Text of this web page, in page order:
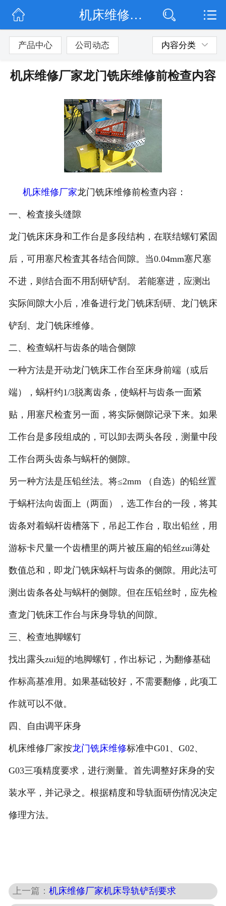
网站首页
公司简介
联系我们
机床维修厂家龙门铣床维修前检查内容
产品中心 公司动态 内容分类
机床维修厂家龙门铣床维修前检查内容
机床维修厂家龙门铣床维修前检查内容：
一、检査接头缝隙
龙门铣床床身和工作台是多段结构，在联结螺钉紧固
后，可用塞尺检査其各结合间隙。当0.04mm塞尺塞
不进，则结合面不用刮研铲刮。 若能塞进，应测出
实际间隙大小后，准备进行龙门铣床刮研、龙门铣床
铲刮、龙门铣床维修。
二、检查蜗杆与齿条的啮合侧隙
一种方法是开动龙门铣床工作台至床身前端（或后
端），蜗杆约1/3脱离齿条，使蜗杆与齿条一面紧
贴，用塞尺检査另一面，将实际侧隙记录下来。如果
工作台是多段组成的，可以卸去两头各段，测量中段
工作台两头齿条与蜗杆的侧隙。
另一种方法是压铅丝法。将≤2mm （自选）的铅丝置
于蜗杆法向齿面上（两面），选工作台的一段，将其
齿条对着蜗杆齿槽落下，吊起工作台，取出铅丝，用
游标卡尺量一个齿槽里的两片被压扁的铅丝zui薄处
数值总和，即龙门铣床蜗杆与齿条的侧隙。用此法可
测出齿条各处与蜗杆的侧隙。但在压铅丝时，应先检
查龙门铣床工作台与床身导轨的间隙。
三、检查地脚螺钉
找出露头zui短的地脚螺钉，作出标记，为翻修基础
作标高基准用。如果基础较好，不需要翻修，此项工
作就可以不做。
四、自由调平床身
机床维修厂家按龙门铣床维修标准中G01、G02、
G03三项精度要求，进行测量。首先调整好床身的安
装水平，并记录之。根据精度和导轨面研伤情况决定
修理方法。
上一篇：机床维修厂家机床导轨铲刮要求